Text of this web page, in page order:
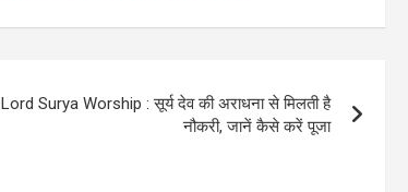
Lord Surya Worship : सूर्य देव की अराधना से मिलती है
नौकरी, जानें कैसे करें पूजा